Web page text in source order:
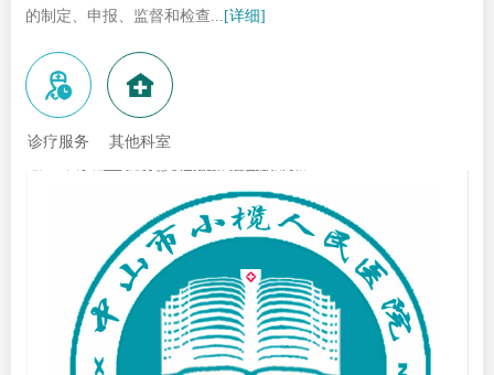
的制定、申报、监督和检查... [详细]
诊疗服务 其他科室